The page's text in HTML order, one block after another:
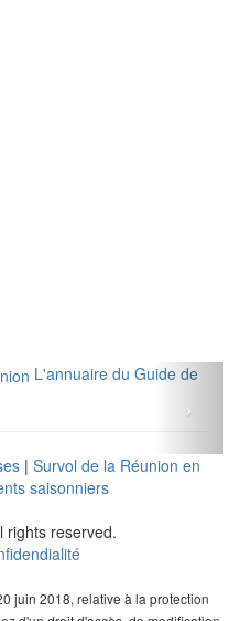
L'annuaire du Guide de
| Survol de la Réunion en
saisonniers
rights reserved.
juin 2018, relative à la protection